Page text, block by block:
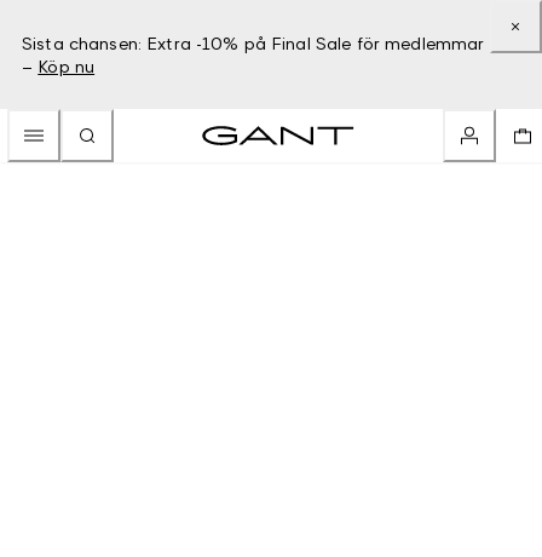
Sista chansen: Extra -10% på Final Sale för medlemmar
– Köp nu